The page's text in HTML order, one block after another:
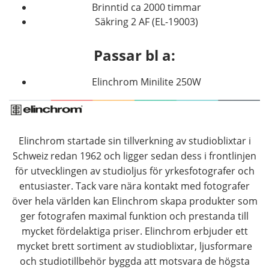
Brinntid ca 2000 timmar
Säkring 2 AF (EL-19003)
Passar bl a:
Elinchrom Minilite 250W
Elinchrom startade sin tillverkning av studioblixtar i
Schweiz redan 1962 och ligger sedan dess i frontlinjen
för utvecklingen av studioljus för yrkesfotografer och
entusiaster. Tack vare nära kontakt med fotografer
över hela världen kan Elinchrom skapa produkter som
ger fotografen maximal funktion och prestanda till
mycket fördelaktiga priser. Elinchrom erbjuder ett
mycket brett sortiment av studioblixtar, ljusformare
och studiotillbehör byggda att motsvara de högsta